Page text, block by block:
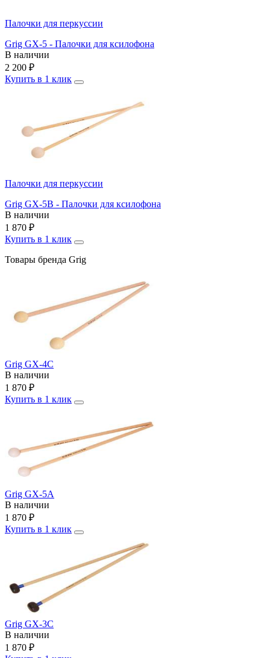
Палочки для перкуссии
Grig GX-5 - Палочки для ксилофона
В наличии
2 200 ₽
Купить в 1 клик
Палочки для перкуссии
Grig GX-5B - Палочки для ксилофона
В наличии
1 870 ₽
Купить в 1 клик
Товары бренда Grig
Grig GX-4C
В наличии
1 870 ₽
Купить в 1 клик
Grig GX-5A
В наличии
1 870 ₽
Купить в 1 клик
Grig GX-3C
В наличии
1 870 ₽